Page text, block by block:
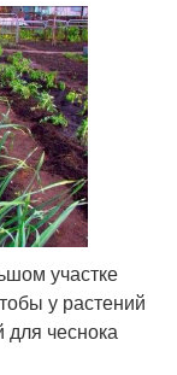
участке
у растений
чеснока